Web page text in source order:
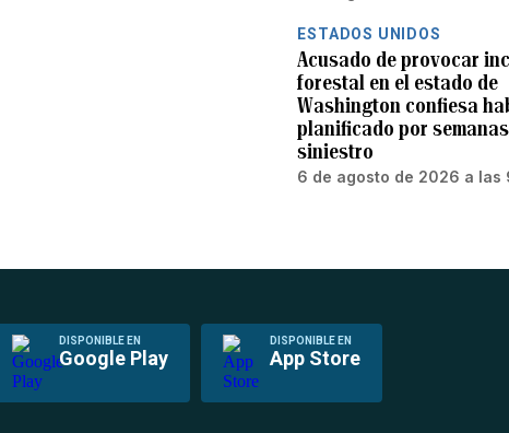
ESTADOS UNIDOS
Acusado de provocar
forestal en el estado de
Washington confiesa
planificado por
siniestro
6 de agosto de 2026 a las
DISPONIBLE EN
Google Play
DISPONIBLE EN
App Store